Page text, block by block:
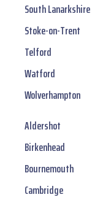
South Lanarkshire
Stoke-on-Trent
Telford
Watford
Wolverhampton
Aldershot
Birkenhead
Bournemouth
Cambridge